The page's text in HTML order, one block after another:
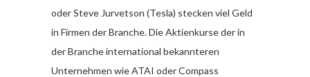
oder Steve Jurvetson (Tesla) stecken viel Geld
in Firmen der Branche. Die Aktienkurse der in
der Branche international bekannteren
Unternehmen wie ATAI oder Compass